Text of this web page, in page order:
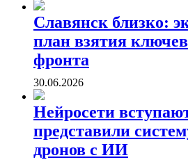
Славянск близко:
план взятия
фронта
30.06.2026
Нейросети
представили
дронов с ИИ